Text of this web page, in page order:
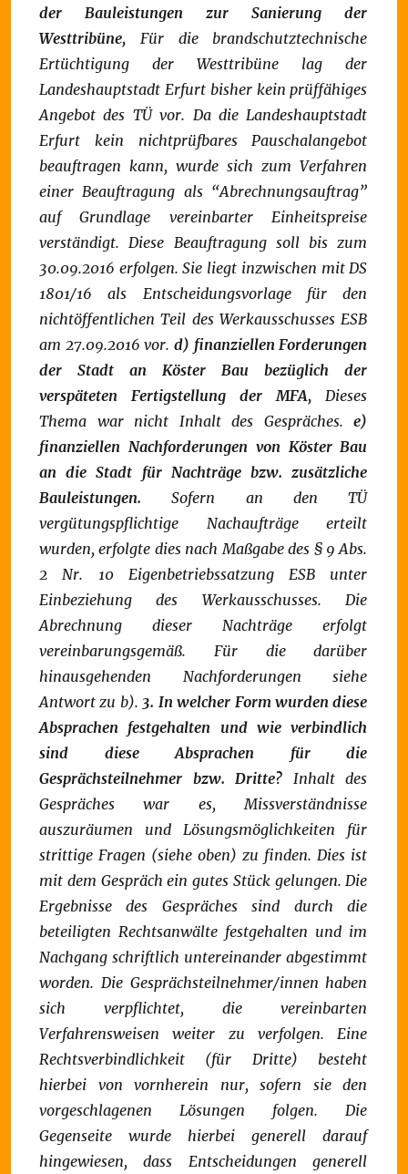
der Bauleistungen zur Sanierung der
Westtribüne,
Für die brandschutztechnische
Ertüchtigung der Westtribüne lag der
Landeshauptstadt Erfurt bisher kein prüffähiges
Angebot des TÜ vor. Da die Landeshauptstadt
Erfurt kein nichtprüfbares Pauschalangebot
beauftragen kann, wurde sich zum Verfahren
einer Beauftragung als “Abrechnungsauftrag”
auf Grundlage vereinbarter Einheitspreise
verständigt. Diese Beauftragung soll bis zum
30.09.2016 erfolgen. Sie liegt inzwischen mit DS
1801/16 als Entscheidungsvorlage für den
nichtöffentlichen Teil des Werkausschusses ESB
am 27.09.2016 vor. d) finanziellen Forderungen
der Stadt an Köster Bau bezüglich der
verspäteten Fertigstellung der MFA,
Dieses
Thema war nicht Inhalt des Gespräches.
e)
finanziellen Nachforderungen von Köster Bau
an die Stadt für Nachträge bzw. zusätzliche
Bauleistungen.
Sofern an den TÜ
vergütungspflichtige Nachaufträge erteilt
wurden, erfolgte dies nach Maßgabe des § 9 Abs.
2 Nr. 10 Eigenbetriebssatzung ESB unter
Einbeziehung des Werkausschusses. Die
Abrechnung dieser Nachträge erfolgt
vereinbarungsgemäß. Für die darüber
hinausgehenden Nachforderungen siehe
Antwort zu b). 3. In welcher Form wurden diese
Absprachen festgehalten und wie verbindlich
sind diese Absprachen für die
Gesprächsteilnehmer bzw. Dritte? Inhalt des
Gespräches war es, Missverständnisse
auszuräumen und Lösungsmöglichkeiten für
strittige Fragen (siehe oben) zu finden. Dies ist
mit dem Gespräch ein gutes Stück gelungen. Die
Ergebnisse des Gespräches sind durch die
beteiligten Rechtsanwälte festgehalten und im
Nachgang schriftlich untereinander abgestimmt
worden. Die Gesprächsteilnehmer/innen haben
sich verpflichtet, die vereinbarten
Verfahrensweisen weiter zu verfolgen. Eine
Rechtsverbindlichkeit (für Dritte) besteht
hierbei von vornherein nur, sofern sie den
vorgeschlagenen Lösungen folgen. Die
Gegenseite wurde hierbei generell darauf
hingewiesen, dass Entscheidungen generell